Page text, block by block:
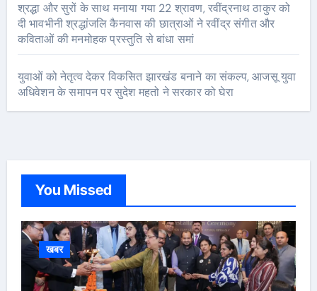
श्रद्धा और सुरों के साथ मनाया गया 22 श्रावण, रवींद्रनाथ ठाकुर को
दी भावभीनी श्रद्धांजलि कैनवास की छात्राओं ने रवींद्र संगीत और
कविताओं की मनमोहक प्रस्तुति से बांधा समां
युवाओं को नेतृत्व देकर विकसित झारखंड बनाने का संकल्प, आजसू युवा
अधिवेशन के समापन पर सुदेश महतो ने सरकार को घेरा
You Missed
खबर